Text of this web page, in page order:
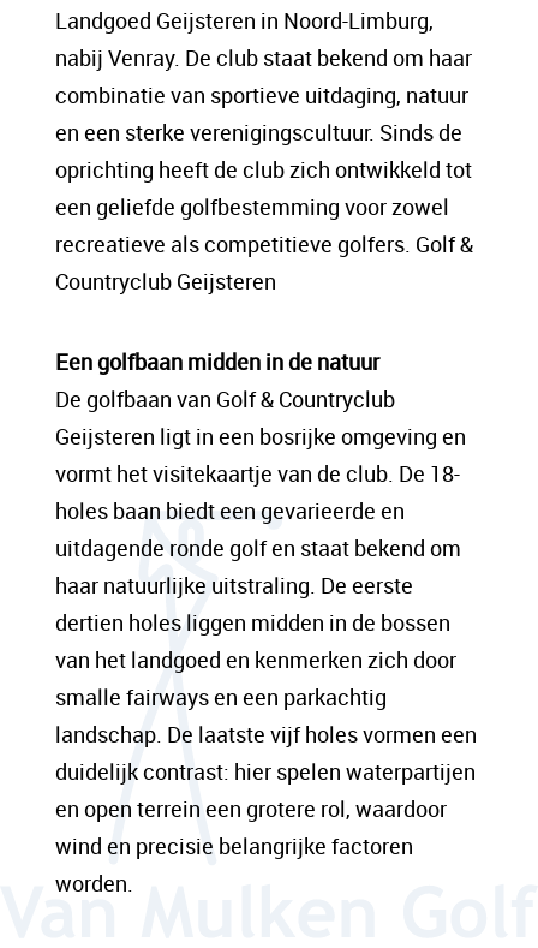
Een content hoofd tekst. Lorem ipsum dolor
sit amet, consectetur adipis cin elit. Nunc
purus libero, interdum sed blandit acp
retium facilisis turpis. Donec dictum neque
veloran tristique egestas nulla mollis dui
lorem dolor.
sit amet, consectetur adipis cin elit. Nunc
purus libero, interdum sed blandit acp
retium facilisis turpis. Donec dictum neque
veloran tristique egestas nulla mollis dui
lorem dolor.
Landgoed Geijsteren in Noord-Limburg,
nabij Venray. De club staat bekend om haar
combinatie van sportieve uitdaging, natuur
en een sterke verenigingscultuur. Sinds de
oprichting heeft de club zich ontwikkeld tot
een geliefde golfbestemming voor zowel
recreatieve als competitieve golfers. Golf &
Countryclub Geijsteren
Een golfbaan midden in de natuur
De golfbaan van Golf & Countryclub
Geijsteren ligt in een bosrijke omgeving en
vormt het visitekaartje van de club. De 18-
holes baan biedt een gevarieerde en
uitdagende ronde golf en staat bekend om
haar natuurlijke uitstraling. De eerste
dertien holes liggen midden in de bossen
van het landgoed en kenmerken zich door
smalle fairways en een parkachtig
landschap. De laatste vijf holes vormen een
duidelijk contrast: hier spelen waterpartijen
en open terrein een grotere rol, waardoor
wind en precisie belangrijke factoren
worden.